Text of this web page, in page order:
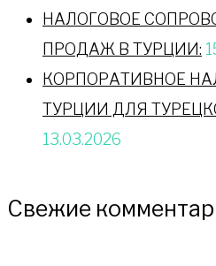
НАЛОГОВОЕ
ПРОДАЖ В ТУРЦИИ:
КОРПОРАТИВНОЕ
ТУРЦИИ ДЛЯ
13.03.2026
Свежие